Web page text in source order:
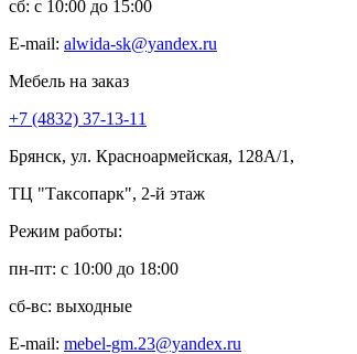
сб: c 10:00 до 15:00
E-mail: alwida-sk@yandex.ru
Мебель на заказ
+7 (4832) 37-13-11
Брянск, ул. Красноармейская, 128А/1,
ТЦ "Таксопарк", 2-й этаж
Режим работы:
пн-пт: c 10:00 до 18:00
сб-вс: выходные
E-mail: mebel-gm.23@yandex.ru